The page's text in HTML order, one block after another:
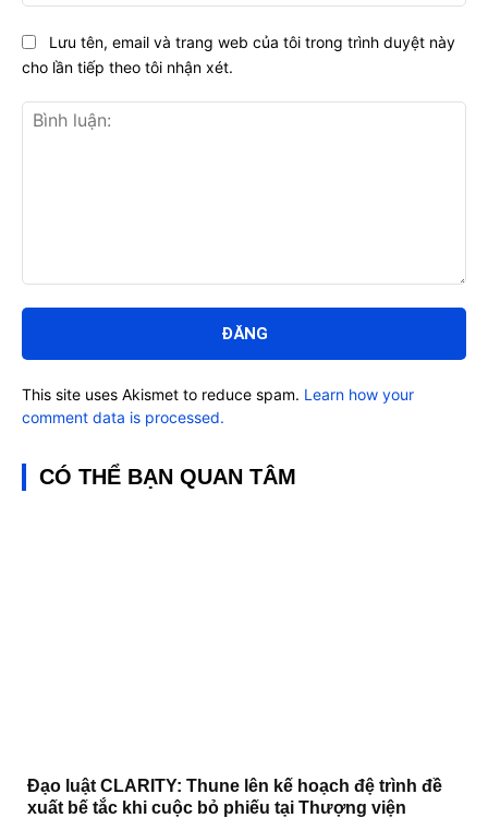
luận:
Lưu tên, email và trang web của tôi trong trình duyệt này
cho lần tiếp theo tôi nhận xét.
This site uses Akismet to reduce spam. Learn how your
comment data is processed.
CÓ THỂ BẠN QUAN TÂM
Đạo luật CLARITY: Thune lên kế hoạch đệ trình đề
xuất bế tắc khi cuộc bỏ phiếu tại Thượng viện